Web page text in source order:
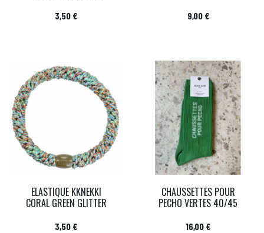
Prix
3,50 € Prix
9,00 €
ELASTIQUE KKNEKKI
CORAL GREEN GLITTER
Prix
3,50 €
CHAUSSETTES POUR
PECHO VERTES 40/45
Prix
16,00 €